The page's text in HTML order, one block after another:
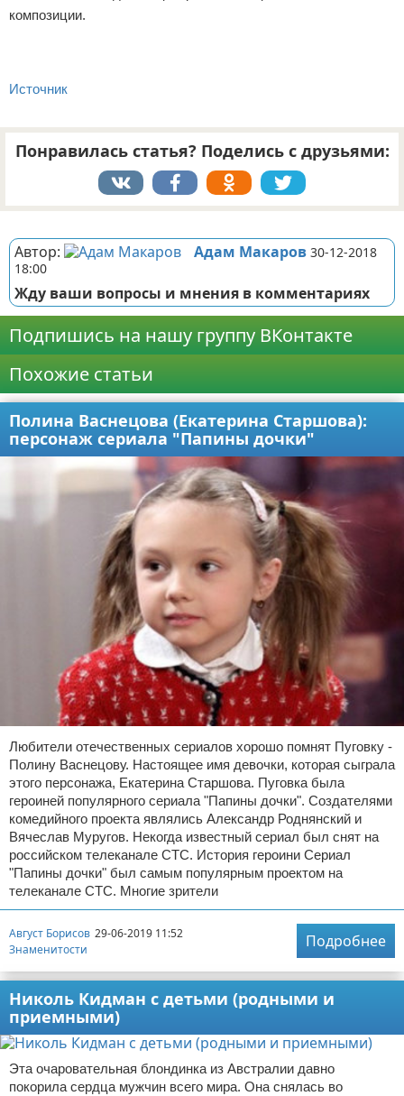
композиции.
Источник
Понравилась статья? Поделись с друзьями:
Автор: Адам Макаров 30-12-2018
18:00
Жду ваши вопросы и мнения в комментариях
Подпишись на нашу группу ВКонтакте
Похожие статьи
Полина Васнецова (Екатерина Старшова):
персонаж сериала "Папины дочки"
Любители отечественных сериалов хорошо помнят Пуговку -
Полину Васнецову. Настоящее имя девочки, которая сыграла
этого персонажа, Екатерина Старшова. Пуговка была
героиней популярного сериала "Папины дочки". Создателями
комедийного проекта являлись Александр Роднянский и
Вячеслав Муругов. Некогда известный сериал был снят на
российском телеканале СТС. История героини Сериал
"Папины дочки" был самым популярным проектом на
телеканале СТС. Многие зрители
Август Борисов 29-06-2019 11:52
Знаменитости
Подробнее
Николь Кидман с детьми (родными и
приемными)
Эта очаровательная блондинка из Австралии давно
покорила сердца мужчин всего мира. Она снялась во